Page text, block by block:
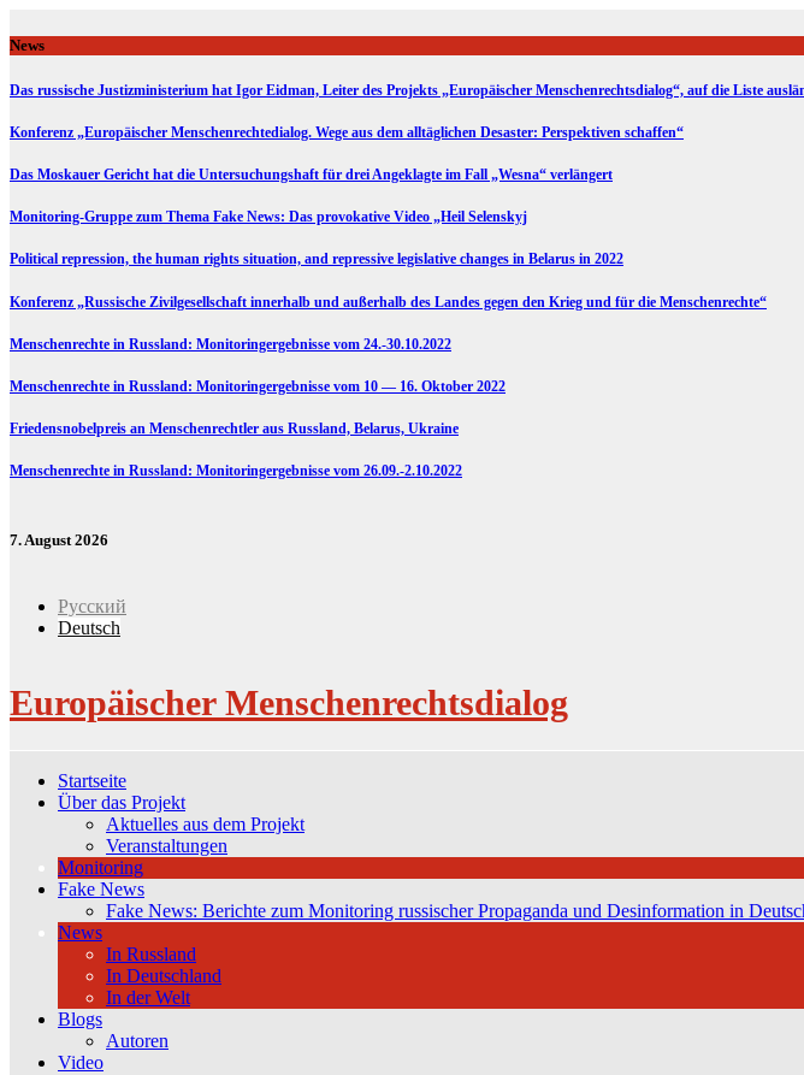
to
content
News
Das russische Justizministerium hat Igor Eidman, Leiter des Projekts „Europäischer Menschenrechtsdialog“, auf die Liste
Konferenz „Europäischer Menschenrechtedialog. Wege aus dem alltäglichen Desaster: Perspektiven schaffen“
Das Moskauer Gericht hat die Untersuchungshaft für drei Angeklagte im Fall „Wesna“ verlängert
Monitoring-Gruppe zum Thema Fake News: Das provokative Video „Heil Selenskyj
Political repression, the human rights situation, and repressive legislative changes in Belarus in 2022
Konferenz „Russische Zivilgesellschaft innerhalb und außerhalb des Landes gegen den Krieg und für die Menschenrechte“
Menschenrechte in Russland: Monitoringergebnisse vom 24.-30.10.2022
Menschenrechte in Russland: Monitoringergebnisse vom 10 — 16. Oktober 2022
Friedensnobelpreis an Menschenrechtler aus Russland, Belarus, Ukraine
Menschenrechte in Russland: Monitoringergebnisse vom 26.09.-2.10.2022
7. August 2026
Русский
Deutsch
Europäischer Menschenrechtsdialog
Startseite
Über das Projekt
Aktuelles aus dem Projekt
Veranstaltungen
Monitoring
Fake News
Fake News: Berichte zum Monitoring russischer Propaganda und Desinformation in
News
In Russland
In Deutschland
In der Welt
Blogs
Autoren
Video